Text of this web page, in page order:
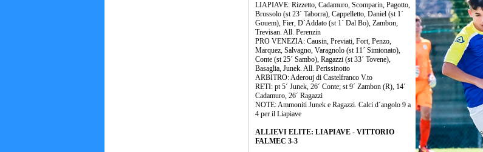
LIAPIAVE: Rizzetto, Cadamuro, Scomparin, Pagotto,
Brussolo (st 23´ Taborra), Cappelletto, Daniel (st 1´
Gouem), Fier, D´Addato (st 1´ Dal Bo), Zambon,
Trevisan. All. Perenzin
PRO VENEZIA: Causin, Previati, Fort, Penzo,
Marquez, Salvagno, Varagnolo (st 11´ Simionato),
Conte (st 25´ Sambo), Ragazzi (st 33´ Tovene),
Basaglia, Junek. All. Perissinotto
ARBITRO: Aderouj di Castelfranco V.to
RETI: pt 5´ Junek, 26´ Conte; st 9´ Zambon (R), 14´
Cadamuro, 26´ Ragazzi
NOTE: Ammoniti Junek e Ragazzi. Calci d´angolo 9 a
4 per il Liapiave
ALLIEVI ELITE: LIAPIAVE - VITTORIO
FALMEC 3-3